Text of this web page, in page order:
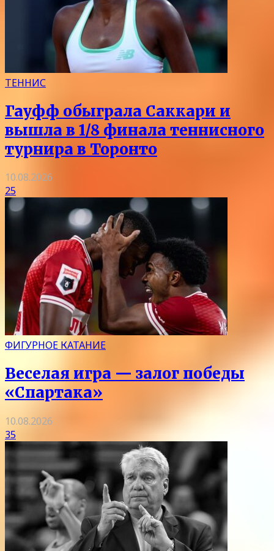
ТЕННИС
Гауфф обыграла Саккари и
вышла в 1/8 финала теннисного
турнира в Торонто
10.08.2026
25
ФИГУРНОЕ КАТАНИЕ
Веселая игра — залог победы
«Спартака»
10.08.2026
35